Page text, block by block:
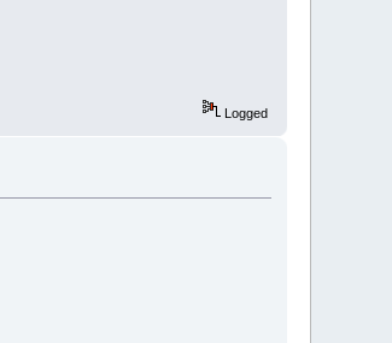
Logged